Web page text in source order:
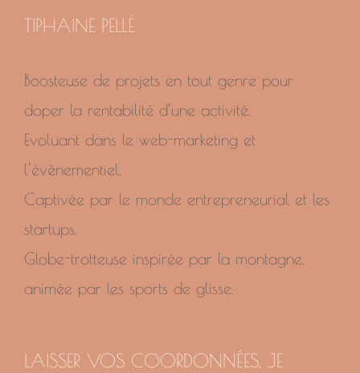
TIPHAINE PELLÉ
Boosteuse de projets en tout genre pour
doper la rentabilité d’une activité.
Evoluant dans le web-marketing et
l’évènementiel.
Captivée par le monde entrepreneurial et les
startups.
Globe-trotteuse inspirée par la montagne,
animée par les sports de glisse.
LAISSER VOS COORDONNÉES, JE